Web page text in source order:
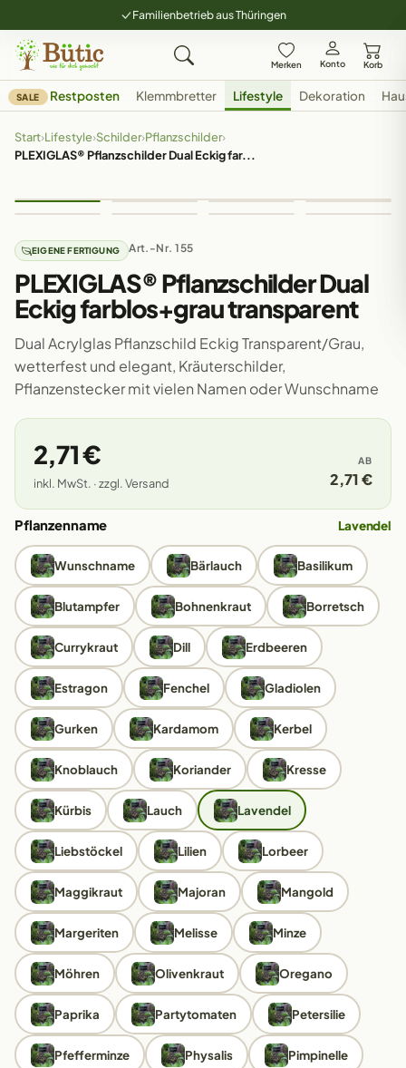
Familienbetrieb aus Thüringen
Merken Konto Korb
SALE Restposten Klemmbretter Lifestyle Dekoration
Start›Lifestyle›Schilder›Pflanzschilder›
PLEXIGLAS® Pflanzschilder Dual Eckig far...
EIGENE FERTIGUNG Art.-Nr. 155
PLEXIGLAS® Pflanzschilder Dual
Eckig farblos+grau transparent
Dual Acrylglas Pflanzschild Eckig Transparent/Grau,
wetterfest und elegant, Kräuterschilder,
Pflanzenstecker mit vielen Namen oder Wunschname
2,71 €
inkl. MwSt. · zzgl. Versand
AB
2,71 €
Pflanzenname Lavendel
Wunschname Bärlauch Basilikum
Blutampfer Bohnenkraut Borretsch
Currykraut Dill Erdbeeren
Estragon Fenchel Gladiolen
Gurken Kardamom Kerbel
Knoblauch Koriander Kresse
Kürbis Lauch Lavendel
Liebstöckel Lilien Lorbeer
Maggikraut Majoran Mangold
Margeriten Melisse Minze
Möhren Olivenkraut Oregano
Paprika Partytomaten Petersilie
Pfefferminze Physalis Pimpinelle